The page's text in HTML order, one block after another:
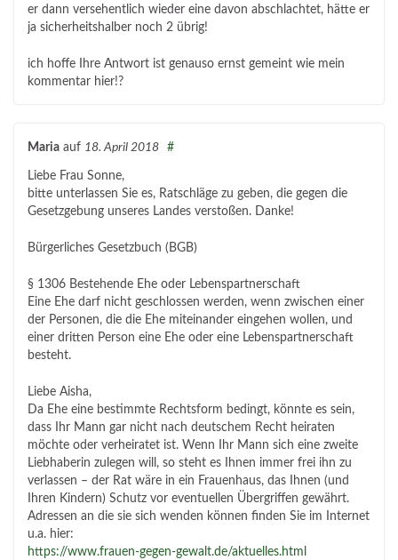
er dann versehentlich wieder eine davon abschlachtet, hätte er
ja sicherheitshalber noch 2 übrig!
ich hoffe Ihre Antwort ist genauso ernst gemeint wie mein
kommentar hier!?
Maria auf 18. April 2018 #
Liebe Frau Sonne,
bitte unterlassen Sie es, Ratschläge zu geben, die gegen die
Gesetzgebung unseres Landes verstoßen. Danke!
Bürgerliches Gesetzbuch (BGB)
§ 1306 Bestehende Ehe oder Lebenspartnerschaft
Eine Ehe darf nicht geschlossen werden, wenn zwischen einer
der Personen, die die Ehe miteinander eingehen wollen, und
einer dritten Person eine Ehe oder eine Lebenspartnerschaft
besteht.
Liebe Aisha,
Da Ehe eine bestimmte Rechtsform bedingt, könnte es sein,
dass Ihr Mann gar nicht nach deutschem Recht heiraten
möchte oder verheiratet ist. Wenn Ihr Mann sich eine zweite
Liebhaberin zulegen will, so steht es Ihnen immer frei ihn zu
verlassen – der Rat wäre in ein Frauenhaus, das Ihnen (und
Ihren Kindern) Schutz vor eventuellen Übergriffen gewährt.
Adressen an die sie sich wenden können finden Sie im Internet
u.a. hier:
https://www.frauen-gegen-gewalt.de/aktuelles.html